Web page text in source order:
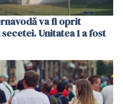
va fi oprit
Unitatea 1 a fost